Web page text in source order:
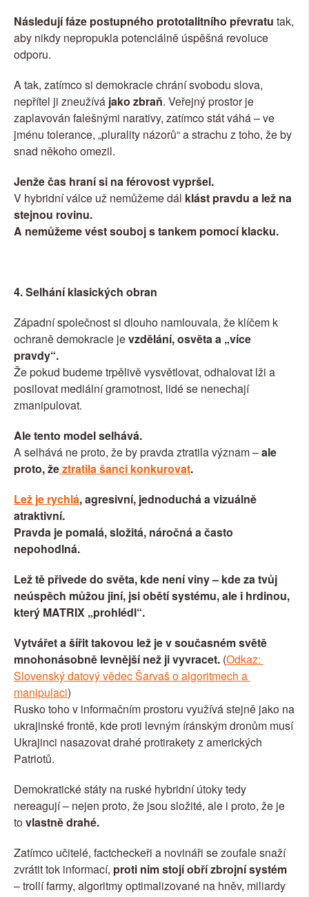
Následují fáze postupného prototalitního převratu tak,
aby nikdy nepropukla potenciálně úspěšná revoluce
odporu.
A tak, zatímco si demokracie chrání svobodu slova,
nepřítel ji zneužívá jako zbraň. Veřejný prostor je
zaplavován falešnými narativy, zatímco stát váhá – ve
jménu tolerance, „plurality názorů“ a strachu z toho, že by
snad někoho omezil.
Jenže čas hraní si na férovost vypršel.
V hybridní válce už nemůžeme dál klást pravdu a lež na
stejnou rovinu.
A nemůžeme vést souboj s tankem pomocí klacku.
4. Selhání klasických obran
Západní společnost si dlouho namlouvala, že klíčem k
ochraně demokracie je vzdělání, osvěta a „více
pravdy“.
Že pokud budeme trpělivě vysvětlovat, odhalovat lži a
posilovat mediální gramotnost, lidé se nenechají
zmanipulovat.
Ale tento model selhává.
A selhává ne proto, že by pravda ztratila význam – ale
proto, že ztratila šanci konkurovat.
Lež je rychlá, agresivní, jednoduchá a vizuálně
atraktivní.
Pravda je pomalá, složitá, náročná a často
nepohodlná.
Lež tě přivede do světa, kde není viny – kde za tvůj
neúspěch můžou jiní, jsi obětí systému, ale i hrdinou,
který MATRIX „prohlédl“.
Vytvářet a šířit takovou lež je v současném světě
mnohonásobně levnější než ji vyvracet. (Odkaz:
Slovenský datový vědec Šarvaš o algoritmech a
manipulaci)
Rusko toho v informačním prostoru využívá stejně jako na
ukrajinské frontě, kde proti levným íránským dronům musí
Ukrajinci nasazovat drahé protirakety z amerických
Patriotů.
Demokratické státy na ruské hybridní útoky tedy
nereagují – nejen proto, že jsou složité, ale i proto, že je
to vlastně drahé.
Zatímco učitelé, factcheckeři a novináři se zoufale snaží
zvrátit tok informací, proti nim stojí obří zbrojní systém
– trollí farmy, algoritmy optimalizované na hněv, miliardy